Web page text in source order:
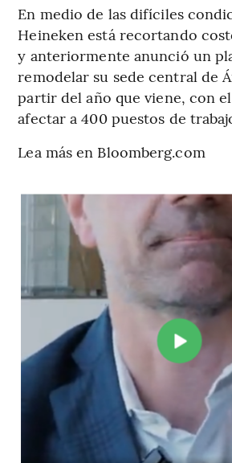
En medio de las difíciles
Heineken está recortando
y anteriormente anunció un
remodelar su sede central de
partir del año que viene, con
afectar a 400 puestos de
Lea más en Bloomberg.com